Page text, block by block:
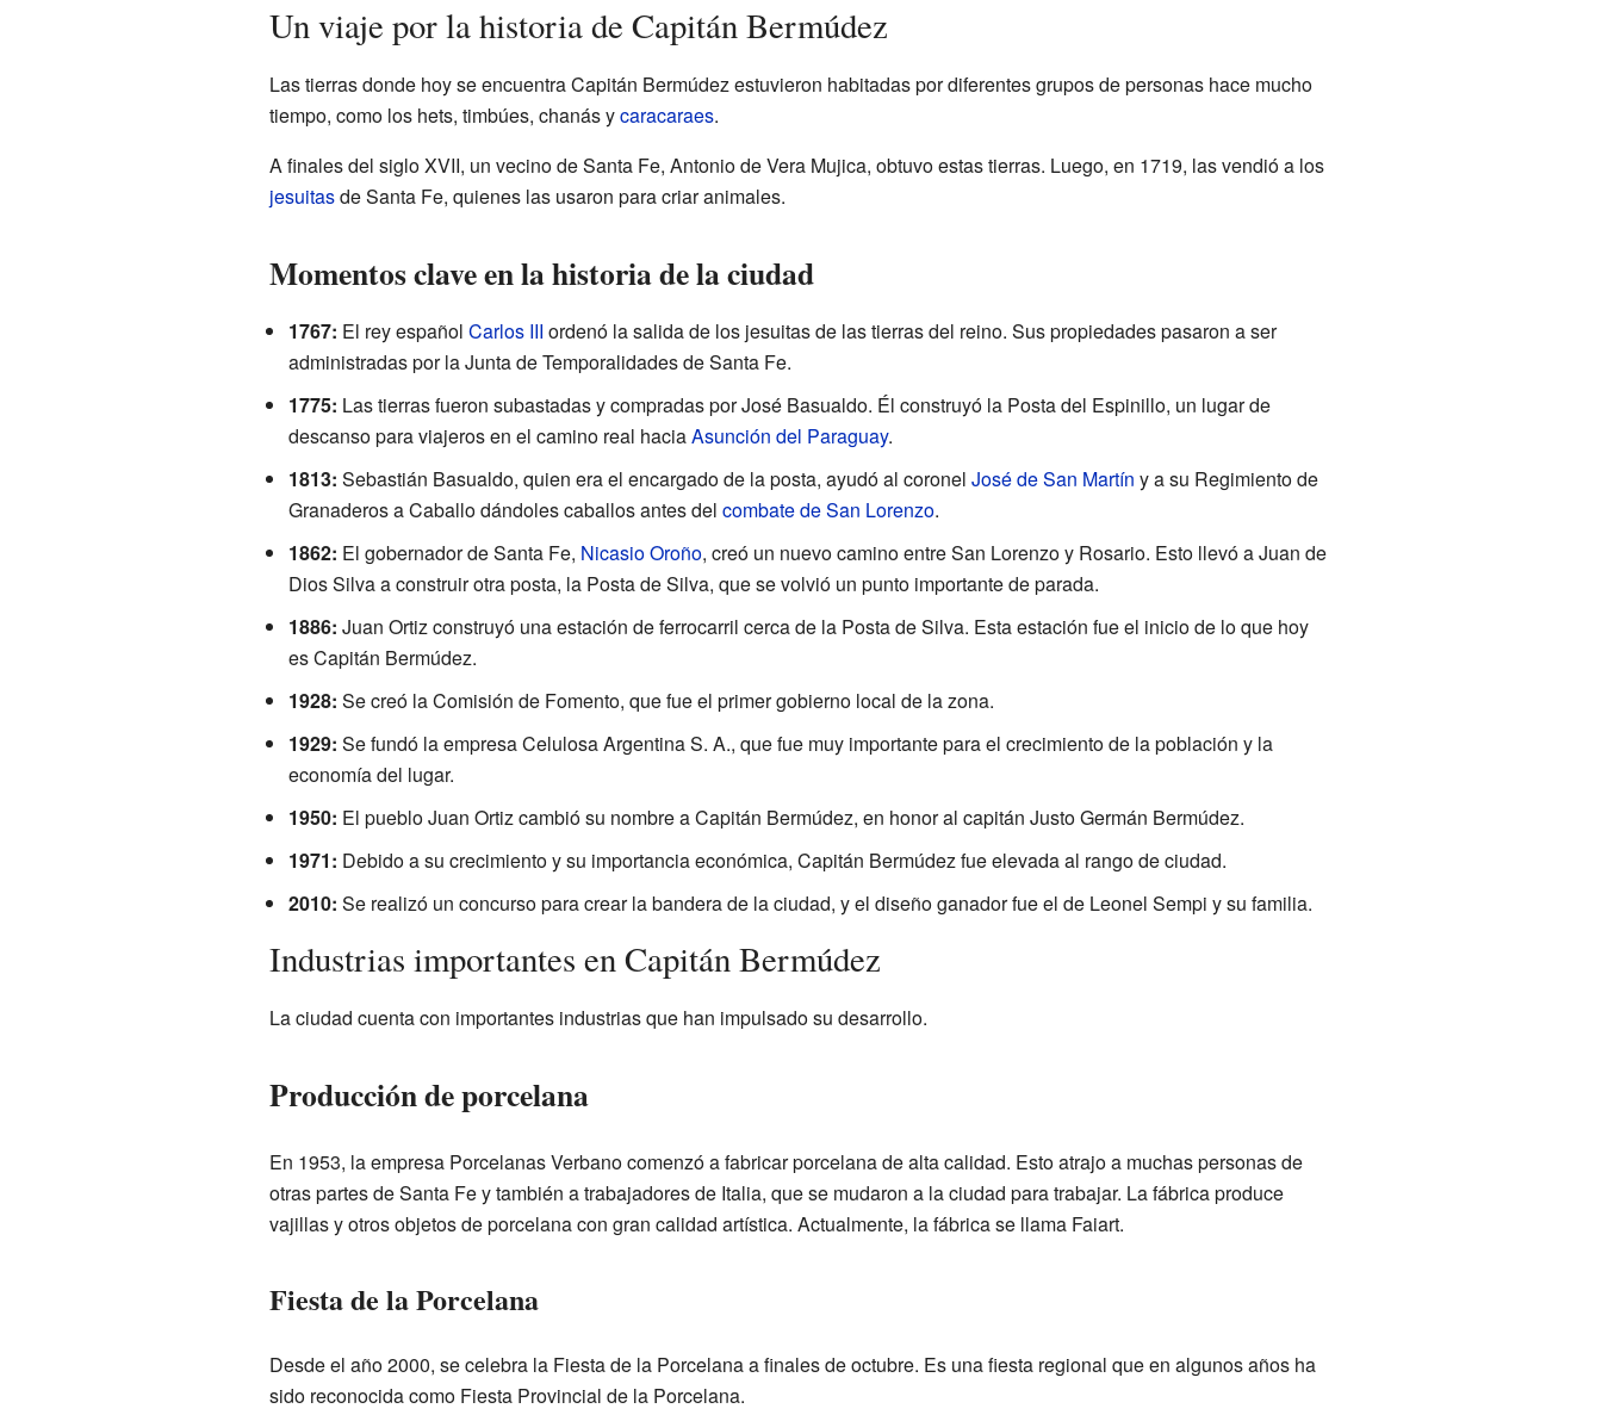
Un viaje por la historia de Capitán Bermúdez
Las tierras donde hoy se encuentra Capitán Bermúdez estuvieron habitadas por diferentes grupos de personas hace mucho
tiempo, como los hets, timbúes, chanás ycaracaraes.
A finales del siglo XVII, un vecino de Santa Fe, Antonio de Vera Mujica, obtuvo estas tierras. Luego, en 1719, las vendió a los
jesuitasde Santa Fe, quienes las usaron para criar animales.
Momentos clave en la historia de la ciudad
1767: El rey español Carlos III ordenó la salida de los jesuitas de las tierras del reino. Sus propiedades pasaron a ser
administradas por la Junta de Temporalidades de Santa Fe.
1775: Las tierras fueron subastadas y compradas por José Basualdo. Él construyó la Posta del Espinillo, un lugar de
descanso para viajeros en el camino real haciaAsunción del Paraguay.
1813: Sebastián Basualdo, quien era el encargado de la posta, ayudó al coronel José de San Martín y a su Regimiento de
Granaderos a Caballo dándoles caballos antes del combate de San Lorenzo.
1862: El gobernador de Santa Fe, Nicasio Oroño, creó un nuevo camino entre San Lorenzo y Rosario. Esto llevó a Juan de
Dios Silva a construir otra posta, la Posta de Silva, que se volvió un punto importante de parada.
1886: Juan Ortiz construyó una estación de ferrocarril cerca de la Posta de Silva. Esta estación fue el inicio de lo que hoy
es Capitán Bermúdez.
1928: Se creó la Comisión de Fomento, que fue el primer gobierno local de la zona.
1929: Se fundó la empresa Celulosa Argentina S. A., que fue muy importante para el crecimiento de la población y la
economía del lugar.
1950: El pueblo Juan Ortiz cambió su nombre a Capitán Bermúdez, en honor al capitán Justo Germán Bermúdez.
1971: Debido a su crecimiento y su importancia económica, Capitán Bermúdez fue elevada al rango de ciudad.
2010: Se realizó un concurso para crear la bandera de la ciudad, y el diseño ganador fue el de Leonel Sempi y su familia.
Industrias importantes en Capitán Bermúdez
La ciudad cuenta con importantes industrias que han impulsado su desarrollo.
Producción de porcelana
En 1953, la empresa Porcelanas Verbano comenzó a fabricar porcelana de alta calidad. Esto atrajo a muchas personas de
otras partes de Santa Fe y también a trabajadores de Italia, que se mudaron a la ciudad para trabajar. La fábrica produce
vajillas y otros objetos de porcelana con gran calidad artística. Actualmente, la fábrica se llama Faiart.
Fiesta de la Porcelana
Desde el año 2000, se celebra la Fiesta de la Porcelana a finales de octubre. Es una fiesta regional que en algunos años ha
sido reconocida como Fiesta Provincial de la Porcelana.